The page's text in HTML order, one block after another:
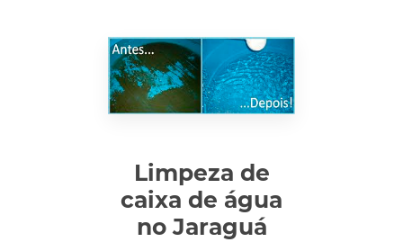
Limpeza de
caixa de água
no Jaraguá